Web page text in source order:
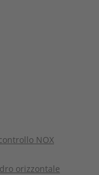
NOX
orizzontale